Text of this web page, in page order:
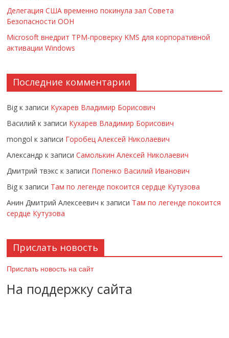
Делегация США временно покинула зал Совета
Безопасности ООН
Microsoft внедрит TPM-проверку KMS для корпоративной
активации Windows
Последние комментарии
Big к записи Кухарев Владимир Борисович
Василий к записи Кухарев Владимир Борисович
mongol к записи Горобец Алексей Николаевич
Александр к записиСамолькин Алексей Николаевич
Дмитрий твэкс к записи Попенко Василий Иванович
Big к записи Там по легенде покоится сердце Кутузова
Анин Дмитрий Алексеевич к записи Там по легенде покоится
сердце Кутузова
Прислать новость
Прислать новость на сайт
На поддержку сайта